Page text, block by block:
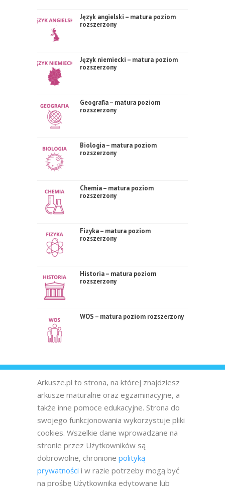
Język angielski – matura poziom
rozszerzony
Język niemiecki – matura poziom
rozszerzony
Geografia – matura poziom
rozszerzony
Biologia – matura poziom
rozszerzony
Chemia – matura poziom
rozszerzony
Fizyka – matura poziom
rozszerzony
Historia – matura poziom
rozszerzony
WOS – matura poziom rozszerzony
Arkusze.pl to strona, na której znajdziesz
arkusze maturalne oraz egzaminacyjne, a
także inne pomoce edukacyjne. Strona do
swojego funkcjonowania wykorzystuje pliki
cookies. Wszelkie dane wprowadzane na
stronie przez Użytkowników są
dobrowolne, chronione polityką
prywatności i w razie potrzeby mogą być
na prośbę Użytkownika edytowane lub